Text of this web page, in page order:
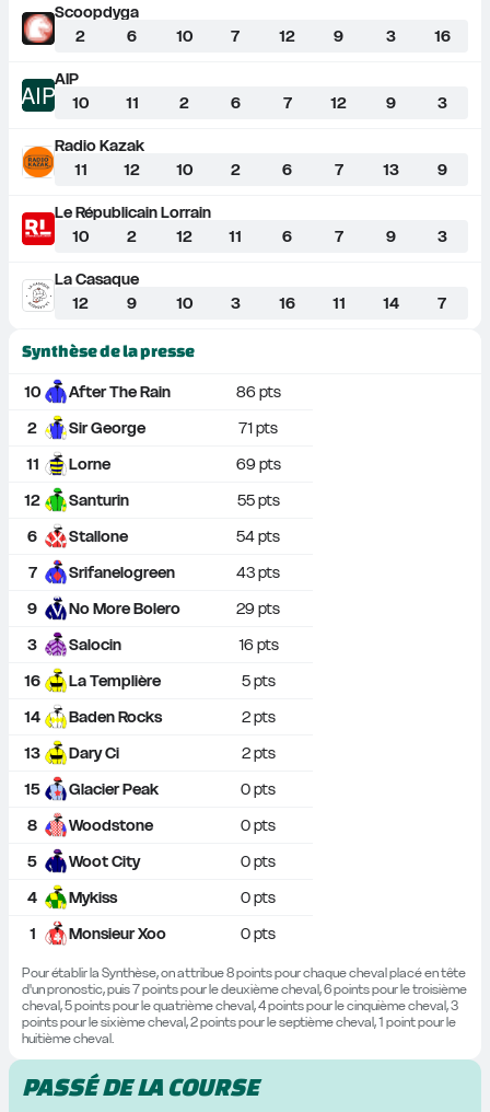
Scoopdyga
2
6 10 7 12 9 3 16
AIPAIP
10
11 2 6 7 12 9 3
Radio Kazak
11
12 10 2 6 7 13 9
Le Républicain Lorrain
10
2 12 11 6 7 9 3
La Casaque
12
9 10 3 16 11 14 7
Synthèse de la presse
10 After The Rain 86 pts
2
Sir George 71 pts
11
Lorne 69 pts
12
Santurin 55 pts
6
Stallone 54 pts
7
Srifanelogreen 43 pts
9
No More Bolero 29 pts
3
Salocin 16 pts
16
La Templière 5 pts
14
Baden Rocks 2 pts
13
Dary Ci 2 pts
15
Glacier Peak 0 pts
8
Woodstone 0 pts
5
Woot City 0 pts
4
Mykiss 0 pts
1
Monsieur Xoo 0 pts
Pour établir la Synthèse, on attribue 8 points pour chaque cheval placé en tête
d'un pronostic, puis 7 points pour le deuxième cheval, 6 points pour le troisième
cheval, 5 points pour le quatrième cheval, 4 points pour le cinquième cheval, 3
points pour le sixième cheval, 2 points pour le septième cheval, 1 point pour le
huitième cheval.
PASSÉ DE LA COURSE